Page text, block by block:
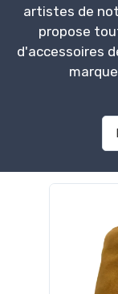
artistes de
propose
d'accessoires